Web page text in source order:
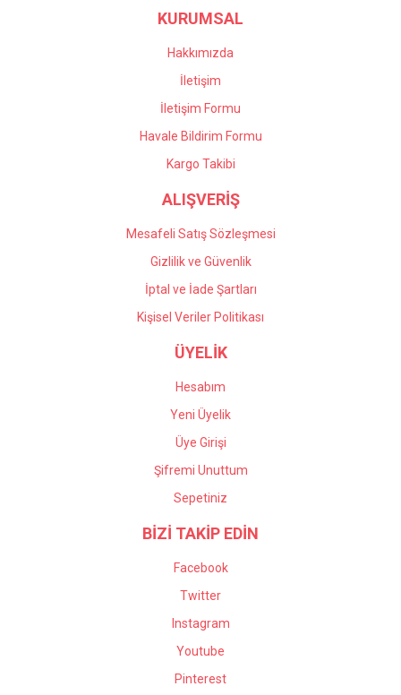
KURUMSAL
Hakkımızda
İletişim
İletişim Formu
Havale Bildirim Formu
Kargo Takibi
ALIŞVERİŞ
Mesafeli Satış Sözleşmesi
Gizlilik ve Güvenlik
İptal ve İade Şartları
Kişisel Veriler Politikası
ÜYELİK
Hesabım
Yeni Üyelik
Üye Girişi
Şifremi Unuttum
Sepetiniz
BİZİ TAKİP EDİN
Facebook
Twitter
Instagram
Youtube
Pinterest